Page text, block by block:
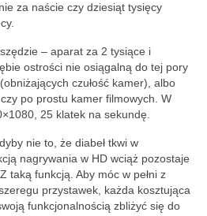
za naście czy dziesiąt tysięcy
– aparat za 2 tysiące i
ostrości nie osiągalną do tej pory
czułość kamer), albo
po prostu kamer filmowych. W
25 klatek na sekundę.
nie to, że diabeł tkwi w
nagrywania w HD wciąż pozostaje
taką funkcją. Aby móc w pełni z
przystawek, każda kosztująca
funkcjonalnością zbliżyć się do